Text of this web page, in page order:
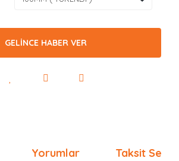
GELİNCE HABER VER
Yorumlar Taksit